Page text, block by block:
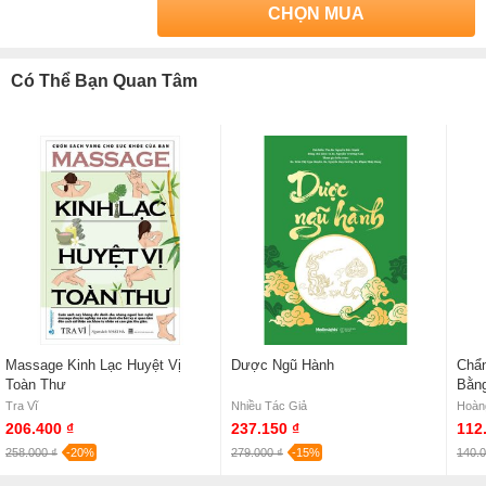
CHỌN MUA
Có Thể Bạn Quan Tâm
Massage Kinh Lạc Huyệt Vị
Toàn Thư
Tra Vĩ
206.400 ₫
258.000 ₫ -20%
Dược Ngũ Hành
Nhiều Tác Giả
237.150 ₫
279.000 ₫ -15%
Với
2